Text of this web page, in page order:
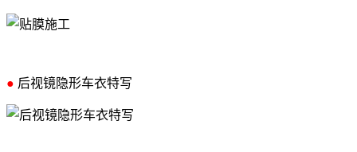
● 后视镜隐形车衣特写